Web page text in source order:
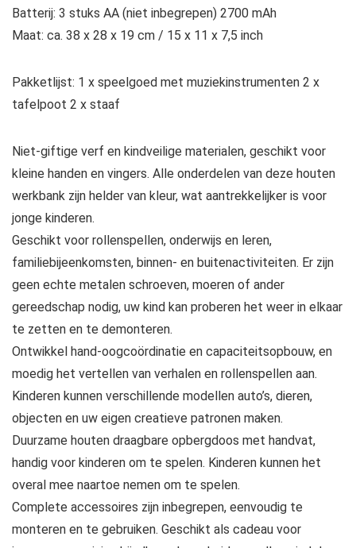
Batterij: 3 stuks AA (niet inbegrepen) 2700 mAh
Maat: ca. 38 x 28 x 19 cm / 15 x 11 x 7,5 inch
Pakketlijst: 1 x speelgoed met muziekinstrumenten 2 x
tafelpoot 2 x staaf
Niet-giftige verf en kindveilige materialen, geschikt voor
kleine handen en vingers. Alle onderdelen van deze houten
werkbank zijn helder van kleur, wat aantrekkelijker is voor
jonge kinderen.
Geschikt voor rollenspellen, onderwijs en leren,
familiebijeenkomsten, binnen- en buitenactiviteiten. Er zijn
geen echte metalen schroeven, moeren of ander
gereedschap nodig, uw kind kan proberen het weer in elkaar
te zetten en te demonteren.
Ontwikkel hand-oogcoördinatie en capaciteitsopbouw, en
moedig het vertellen van verhalen en rollenspellen aan.
Kinderen kunnen verschillende modellen auto’s, dieren,
objecten en uw eigen creatieve patronen maken.
Duurzame houten draagbare opbergdoos met handvat,
handig voor kinderen om te spelen. Kinderen kunnen het
overal mee naartoe nemen om te spelen.
Complete accessoires zijn inbegrepen, eenvoudig te
monteren en te gebruiken. Geschikt als cadeau voor